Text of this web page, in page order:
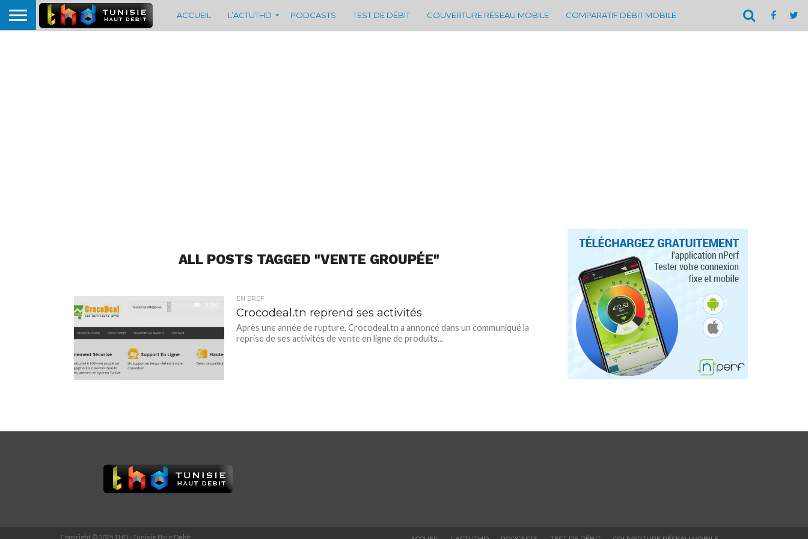
ACCUEIL L’ACTUTHD PODCASTS TEST DE DÉBIT COUVERTURE RÉSEAU MOBILE COMPARATIF DÉBIT MOBILE
ALL POSTS TAGGED "VENTE GROUPÉE"
2.9K
EN BREF
Crocodeal.tn reprend ses activités
Après une année de rupture, Crocodeal.tn a annoncé dans un communiqué la
reprise de ses activités de vente en ligne de produits...
Copyright © 2025 THD - Tunisie Haut Debit.